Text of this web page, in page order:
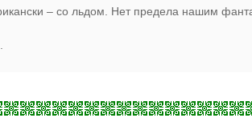
– со льдом. Нет предела нашим